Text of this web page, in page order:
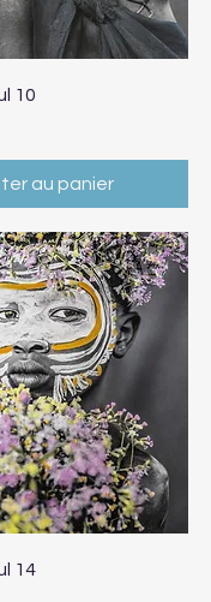
rapide
10
au panier
rapide
14